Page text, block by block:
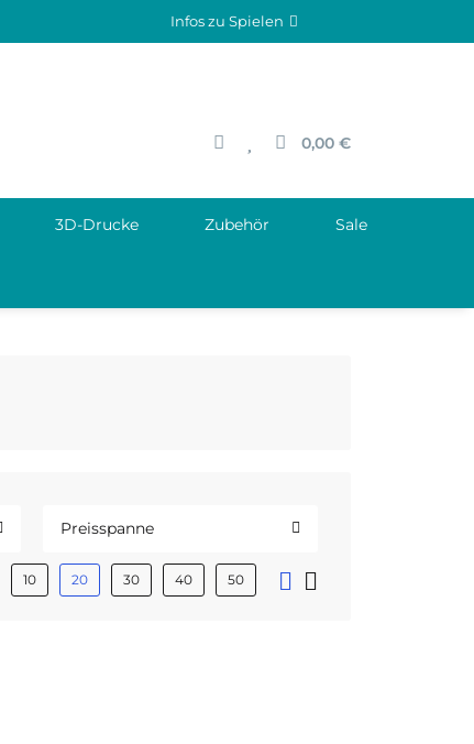
Infos zu Spielen
0,00 €
3D-Drucke Zubehör Sale
Preisspanne
10 20 30 40 50